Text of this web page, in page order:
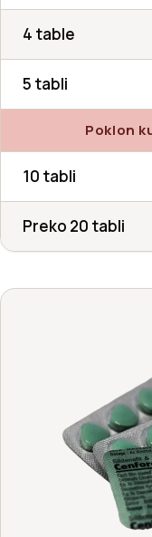
4 table
5 tabli
Poklon
10 tabli
Preko 20 tabli